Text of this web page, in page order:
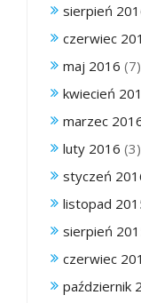
sierpień
czerwiec
maj 2016 (7)
kwiecień
marzec
luty 2016 (3)
styczeń
listopad
sierpień
czerwiec
październik